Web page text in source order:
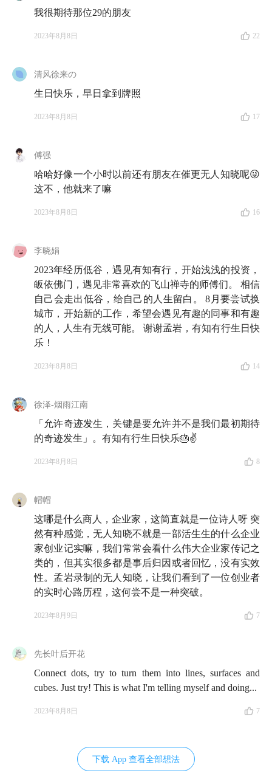
13:18 「 没有人能够看清楚事物之间隐藏的相似性」可
能是「越努力越吃力」的终极原因
17:20✨ 闭上眼睛、发挥想象力，我们一起来试着在脑
23:22 为什么说「目标函数」无法保证我们朝着正确的
方向前进？相信当你听完，孟岩说的，对照自己的行业
标，反过来限制了我们」，下一步该做什么呢？
28:44获取尽可能多的信息——像「无尽的探索」里说
过那样，积累关于世界的知识
29:54做方差大的事情——比战略推演更重要的是，离
开已经探索过的地方，往前走
31:54本期精彩声波摘录，请往下滑一滑～
38:16
42:05「允许奇迹发生，关键是要允许并不是我们最初
期待的奇迹发生」
有知有行的过去也是未来奇迹的垫脚石：不再执
着于最后的结果，将重心放在实践和改变上
我很期待那位29的朋友
2023年8月8日 22
清风徐来の
生日快乐，早日拿到牌照
2023年8月8日 17
傅强
哈哈好像一个小时以前还有朋友在催更无人知晓呢😜
这不，他就来了嘛
2023年8月8日 16
李晓娟
2023年经历低谷，遇见有知有行，开始浅浅的投资，
皈依佛门，遇见非常喜欢的飞山禅寺的师傅们。 相信
自己会走出低谷，给自己的人生留白。 8月要尝试换
城市，开始新的工作，希望会遇见有趣的同事和有趣
的人，人生有无线可能。 谢谢孟岩，有知有行生日快
乐！
2023年8月8日 14
徐泽-烟雨江南
「允许奇迹发生，关键是要允许并不是我们最初期待
的奇迹发生」。有知有行生日快乐🎂✌
2023年8月8日 8
帽帽
这哪是什么商人，企业家，这简直就是一位诗人呀 突
然有种感觉，无人知晓不就是一部活生生的什么企业
家创业记实嘛，我们常常会看什么伟大企业家传记之
类的，但其实很多都是事后归因或者回忆，没有实效
性。孟岩录制的无人知晓，让我们看到了一位创业者
的实时心路历程，这何尝不是一种突破。
2023年8月9日 7
先长叶后开花
Connect dots, try to turn them into lines, surfaces and
cubes. Just try! This is what I'm telling myself and doing...
2023年8月8日 7
下载 App 查看全部想法